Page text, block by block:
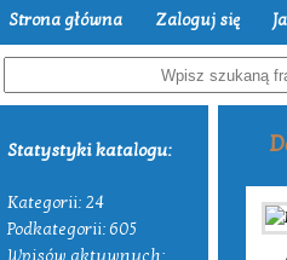
Strona główna Zaloguj się
Statystyki katalogu:
Kategorii: 24
Podkategorii: 605
Wpisów aktywnych: